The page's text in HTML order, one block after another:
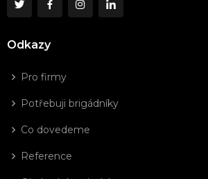
Odkazy
Pro firmy
Potřebuji brigádníky
Co dovedeme
Reference